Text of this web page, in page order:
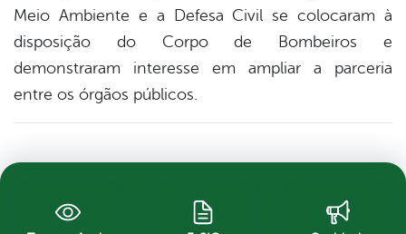
Meio Ambiente e a Defesa Civil se colocaram à
disposição do Corpo de Bombeiros e
demonstraram interesse em ampliar a parceria
entre os órgãos públicos.